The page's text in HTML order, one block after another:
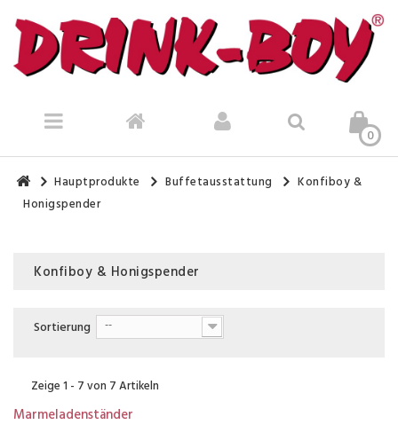
0
Hauptprodukte Buffetausstattung
Konfiboy &
Honigspender
Konfiboy & Honigspender
Es gibt 7 Artikel.
Sortierung --
Zeige 1 - 7 von 7 Artikeln
Marmeladenständer